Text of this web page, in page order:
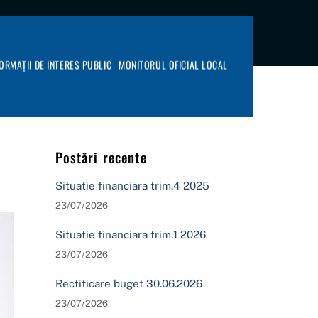
DE INTERES PUBLIC MONITORUL OFICIAL LOCAL
Postări recente
Situatie financiara trim.4 2025
23/07/2026
Situatie financiara trim.1 2026
23/07/2026
Rectificare buget 30.06.2026
23/07/2026